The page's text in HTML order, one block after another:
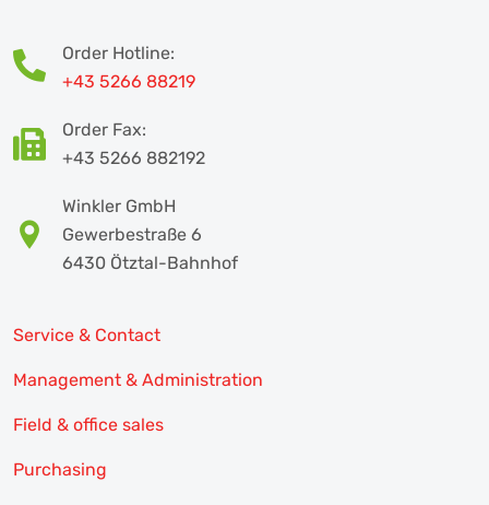
Order Hotline:
+43 5266 88219
Order Fax:
+43 5266 882192
Winkler GmbH
Gewerbestraße 6
6430 Ötztal-Bahnhof
Service & Contact
Management & Administration
Field & office sales
Purchasing